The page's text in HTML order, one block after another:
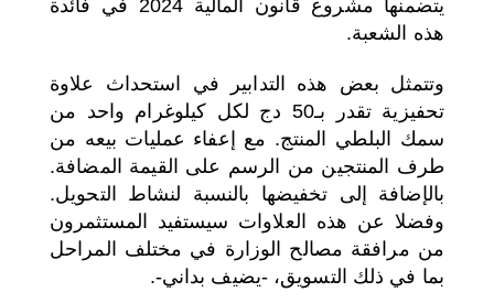
يتضمنها مشروع قانون المالية 2024 في فائدة
هذه الشعبة.
وتتمثل بعض هذه التدابير في استحداث علاوة
تحفيزية تقدر بـ50 دج لكل كيلوغرام واحد من
سمك البلطي المنتج. مع إعفاء عمليات بيعه من
طرف المنتجين من الرسم على القيمة المضافة.
بالإضافة إلى تخفيضها بالنسبة لنشاط التحويل.
وفضلا عن هذه العلاوات سيستفيد المستثمرون
من مرافقة مصالح الوزارة في مختلف المراحل
بما في ذلك التسويق، -يضيف بداني-.